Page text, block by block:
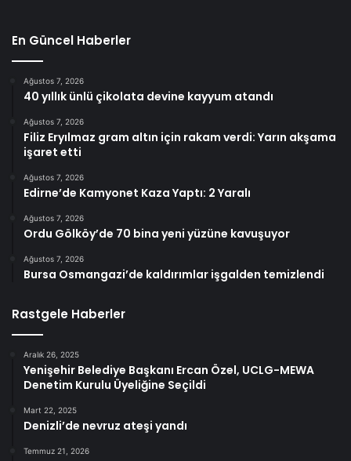
En Güncel Haberler
Ağustos 7, 2026
40 yıllık ünlü çikolata devine kayyum atandı
Ağustos 7, 2026
Filiz Eryılmaz gram altın için rakam verdi: Yarın akşama
işaret etti
Ağustos 7, 2026
Edirne’de Kamyonet Kaza Yaptı: 2 Yaralı
Ağustos 7, 2026
Ordu Gölköy’de 70 bina yeni yüzüne kavuşuyor
Ağustos 7, 2026
Bursa Osmangazi’de kaldırımlar işgalden temizlendi
Rastgele Haberler
Aralık 26, 2025
Yenişehir Belediye Başkanı Ercan Özel, UCLG-MEWA
Denetim Kurulu Üyeliğine Seçildi
Mart 22, 2025
Denizli’de nevruz ateşi yandı
Temmuz 21, 2026